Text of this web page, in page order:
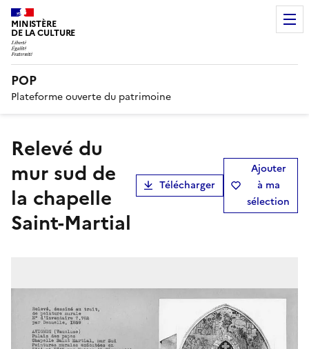
MINISTÈRE
DE LA CULTURE
POP
Plateforme ouverte du patrimoine
Relevé du
mur sud de
la chapelle
Saint-Martial
Télécharger
Ajouter
à ma
sélection